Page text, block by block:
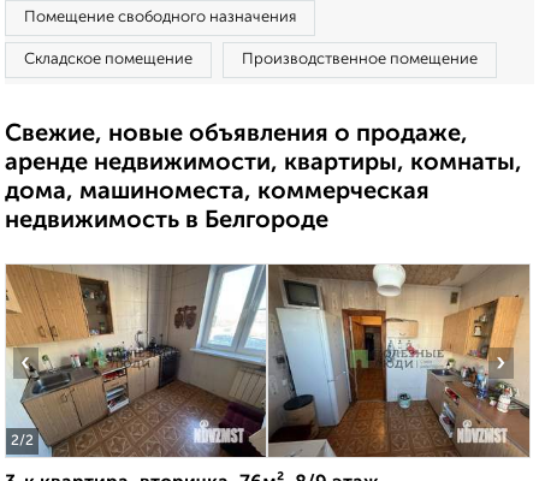
Помещение свободного назначения
Складское помещение Производственное помещение
Свежие, новые объявления о продаже,
аренде недвижимости, квартиры, комнаты,
дома, машиноместа, коммерческая
недвижимость в Белгороде
2/2
‹ ›